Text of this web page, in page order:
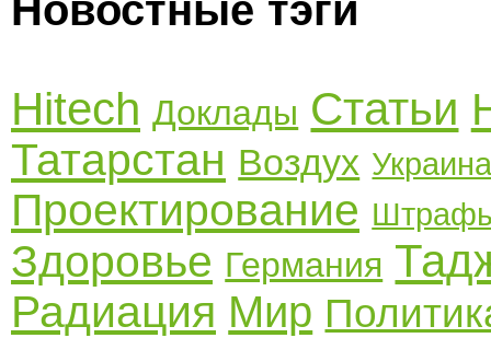
Новостные тэги
Hitech Доклады Статьи
Татарстан Воздух
Проектирование
Здоровье Германия
Радиация Мир